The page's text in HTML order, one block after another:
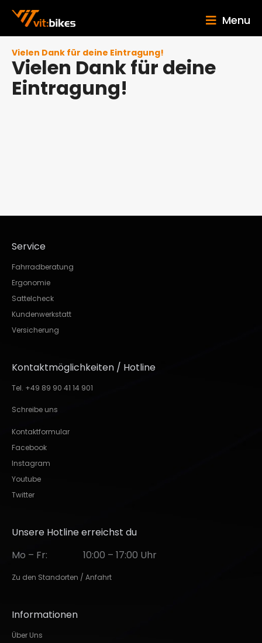
Menu
Vielen Dank für deine Eintragung!
Vielen Dank für deine
Eintragung!
Service
Fahrradberatung
Ergonomie
Sattelcheck
Kundenwerkstatt
Versicherung
Kontaktmöglichkeiten / Hotline
Tel. +49 89 90 41 14 901
Schreibe uns
Kontaktformular
Facebook
Instagram
Youtube
Twitter
Unsere Hotline erreichst du
Mo – Fr:
10:00 – 17:00 Uhr
Zu den Standorten / Anfahrt
Informationen
Über Uns